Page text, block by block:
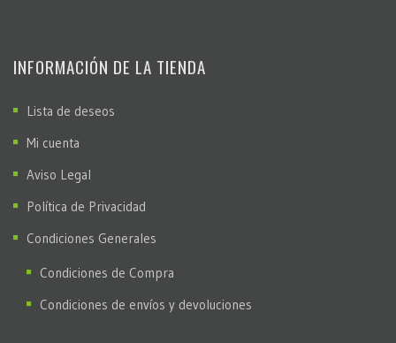
INFORMACIÓN DE LA TIENDA
Lista de deseos
Mi cuenta
Aviso Legal
Política de Privacidad
Condiciones Generales
Condiciones de Compra
Condiciones de envíos y devoluciones